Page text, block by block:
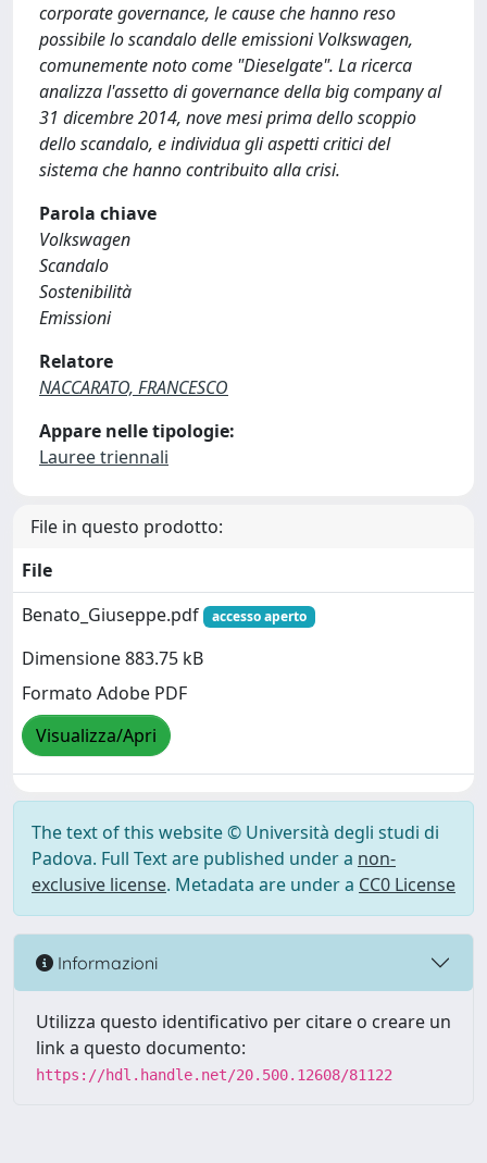
corporate governance, le cause che hanno reso
possibile lo scandalo delle emissioni Volkswagen,
comunemente noto come "Dieselgate". La ricerca
analizza l'assetto di governance della big company al
31 dicembre 2014, nove mesi prima dello scoppio
dello scandalo, e individua gli aspetti critici del
sistema che hanno contribuito alla crisi.
Parola chiave
Volkswagen
Scandalo
Sostenibilità
Emissioni
Relatore
NACCARATO, FRANCESCO
Appare nelle tipologie:
Lauree triennali
File in questo prodotto:
File
Benato_Giuseppe.pdf
accesso aperto
Dimensione 883.75 kB
Formato Adobe PDF
Visualizza/Apri
The text of this website © Università degli studi di
Padova. Full Text are published under a non-
exclusive license. Metadata are under a CC0 License
Informazioni
Utilizza questo identificativo per citare o creare un
link a questo documento:
https://hdl.handle.net/20.500.12608/81122